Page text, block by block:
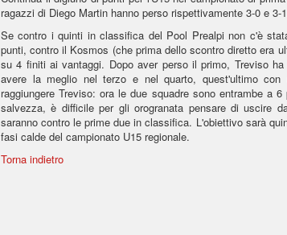
ragazzi di Diego Martin hanno perso rispettivamente 3-0 e 3-
Se contro i quinti in classifica del Pool Prealpi non c'è
punti, contro il Kosmos (che prima dello scontro diretto era
su 4 finiti ai vantaggi. Dopo aver perso il primo, Treviso
avere la meglio nel terzo e nel quarto, quest'ultimo
raggiungere Treviso: ora le due squadre sono entrambe
salvezza, è difficile per gli orogranata pensare di uscire
saranno contro le prime due in classifica. L'obiettivo sarà
fasi calde del campionato U15 regionale.
Torna indietro